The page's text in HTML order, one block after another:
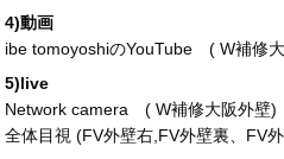
4)動画
ibe tomoyoshiのYouTube ( W補修
5)live
Network camera ( W補修大阪外壁)
全体目視 (FV外壁右,FV外壁裏、FV